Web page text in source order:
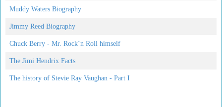
Muddy Waters Biography
Jimmy Reed Biography
Chuck Berry - Mr. Rock´n Roll himself
The Jimi Hendrix Facts
The history of Stevie Ray Vaughan - Part I